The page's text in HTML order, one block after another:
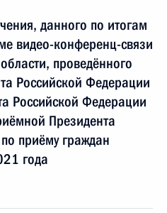
данного по итогам
видео-конференц-связи
проведённого
Российской Федерации
Российской Федерации
Президента
приёму граждан
года